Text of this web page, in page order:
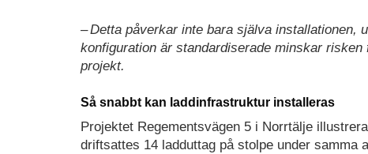
– Detta påverkar inte bara själva installationen,
konfiguration är standardiserade minskar
projekt.
Så snabbt kan laddinfrastruktur installeras
Projektet Regementsvägen 5 i Norrtälje
driftsattes 14 ladduttag på stolpe under samma